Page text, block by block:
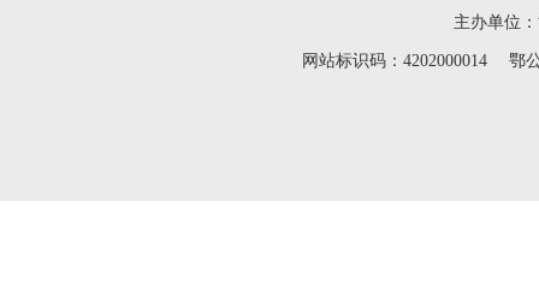
主办单位
网站标识码：4202000014 鄂公